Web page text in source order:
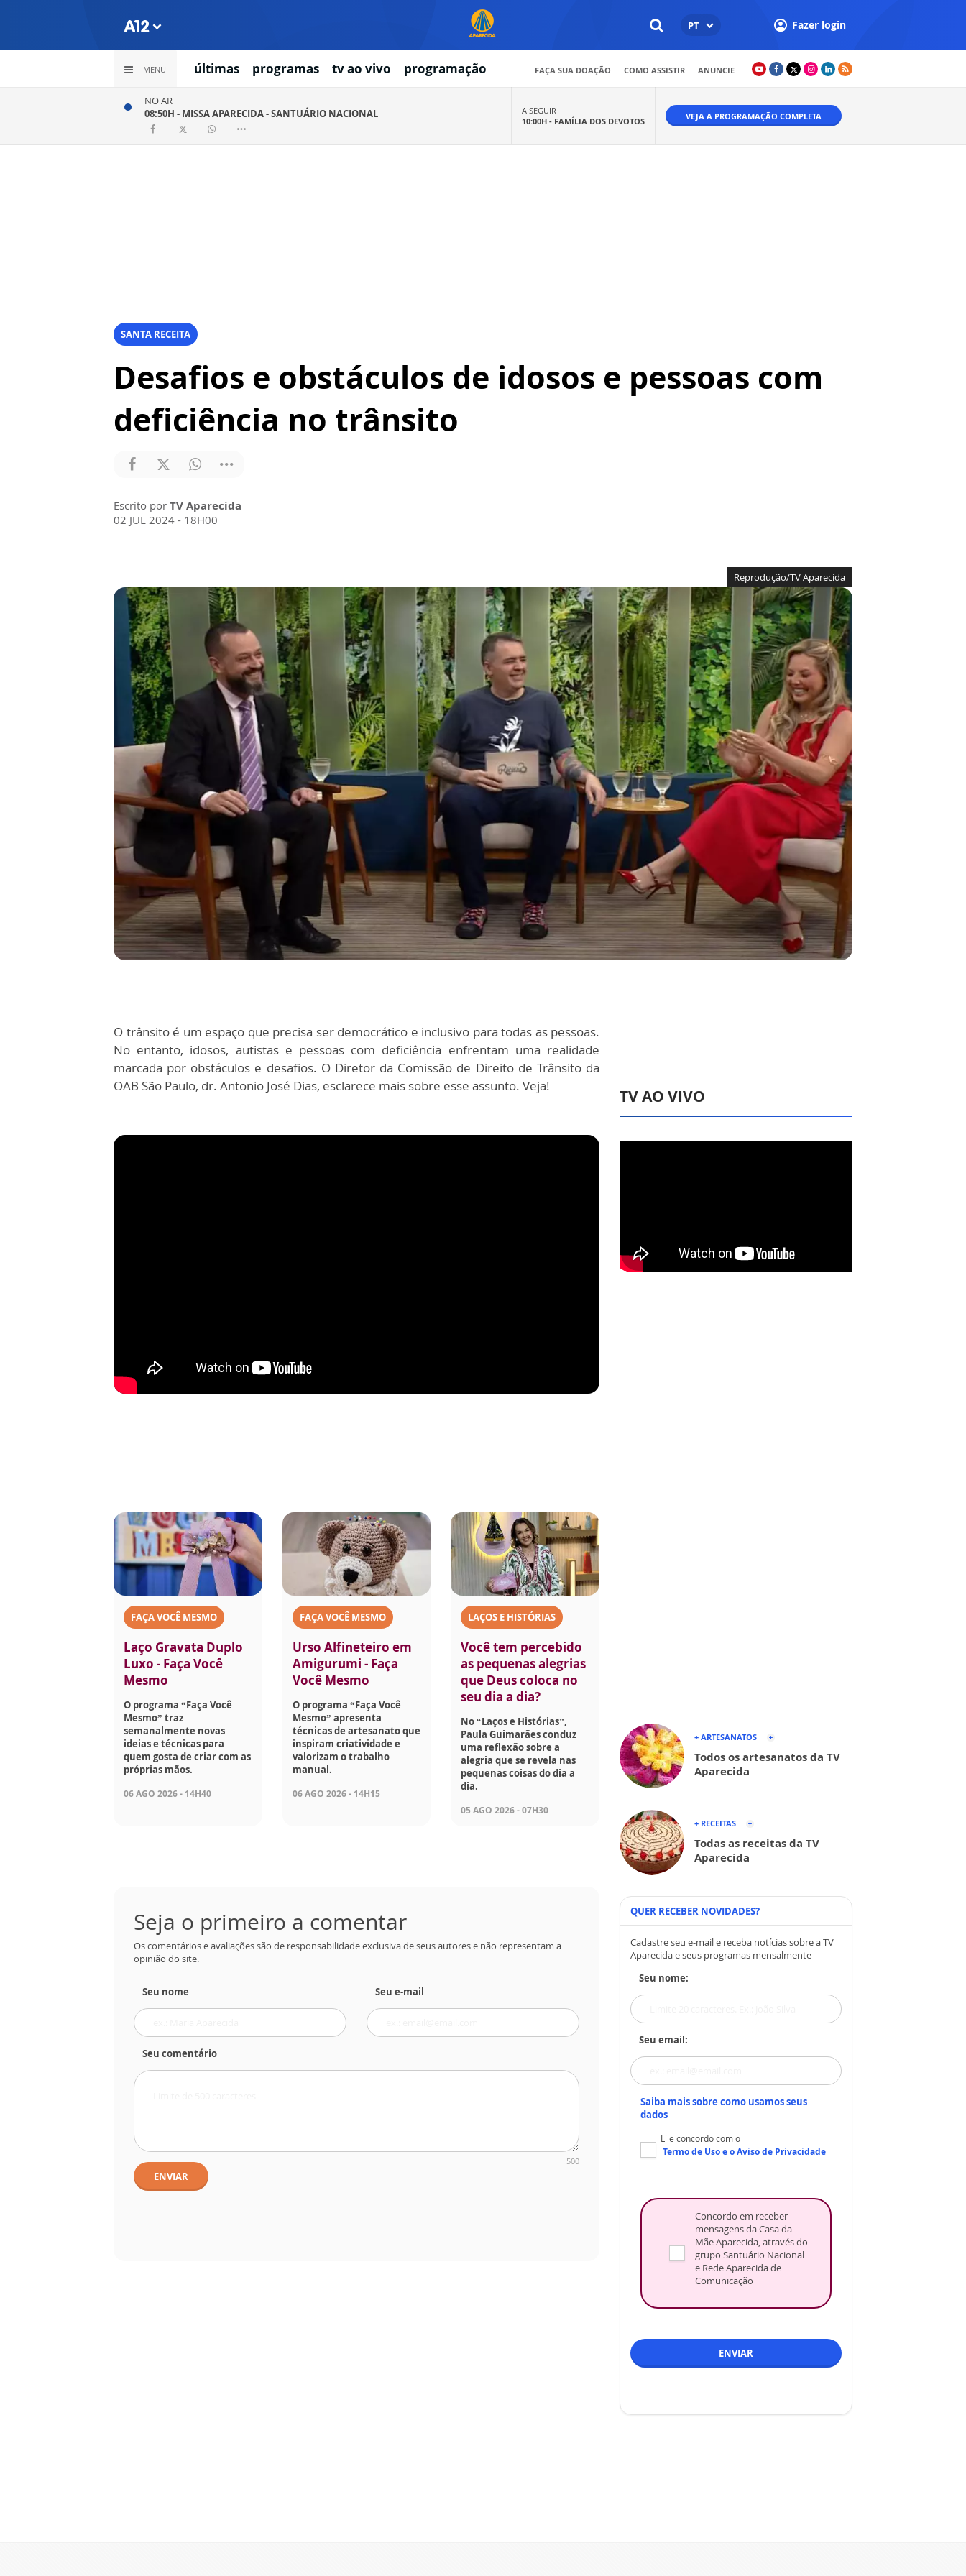
PT Fazer login
MENU últimas programas tv ao vivo programação FAÇA SUA DOAÇÃO COMO ASSISTIR ANUNCIE
NO AR
08:50H - MISSA APARECIDA - SANTUÁRIO NACIONAL
A SEGUIR
10:00H - FAMÍLIA DOS DEVOTOS VEJA A PROGRAMAÇÃO COMPLETA
SANTA RECEITA
Desafios e obstáculos de idosos e pessoas com
deficiência no trânsito
Escrito por TV Aparecida
02 JUL 2024 - 18H00
Reprodução/TV Aparecida
O trânsito é um espaço que precisa ser democrático e inclusivo para todas as pessoas.
No entanto, idosos, autistas e pessoas com deficiência enfrentam uma realidade
marcada por obstáculos e desafios. O Diretor da Comissão de Direito de Trânsito da
OAB São Paulo, dr. Antonio José Dias, esclarece mais sobre esse assunto. Veja!
FAÇA VOCÊ MESMO
Laço Gravata Duplo
Luxo - Faça Você
Mesmo
O programa “Faça Você
Mesmo” traz
semanalmente novas
ideias e técnicas para
quem gosta de criar com as
próprias mãos.
06 AGO 2026 - 14H40
FAÇA VOCÊ MESMO
Urso Alfineteiro em
Amigurumi - Faça
Você Mesmo
O programa “Faça Você
Mesmo” apresenta
técnicas de artesanato que
inspiram criatividade e
valorizam o trabalho
manual.
06 AGO 2026 - 14H15
LAÇOS E HISTÓRIAS
Você tem percebido
as pequenas alegrias
que Deus coloca no
seu dia a dia?
No “Laços e Histórias”,
Paula Guimarães conduz
uma reflexão sobre a
alegria que se revela nas
pequenas coisas do dia a
dia.
05 AGO 2026 - 07H30
Seja o primeiro a comentar
Os comentários e avaliações são de responsabilidade exclusiva de seus autores e não representam a
opinião do site.
Seu nome Seu e-mail
Seu comentário
500
ENVIAR
TV AO VIVO
+ ARTESANATOS
Todos os artesanatos da TV
Aparecida
+ RECEITAS
Todas as receitas da TV
Aparecida
QUER RECEBER NOVIDADES?
Cadastre seu e-mail e receba notícias sobre a TV
Aparecida e seus programas mensalmente
Seu nome:
Seu email:
Saiba mais sobre como usamos seus
dados
Li e concordo com o
Termo de Usoe oAviso de Privacidade
Concordo em receber
mensagens da Casa da
Mãe Aparecida, através do
grupo Santuário Nacional
e Rede Aparecida de
Comunicação
ENVIAR